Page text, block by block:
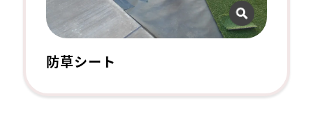
防草シート